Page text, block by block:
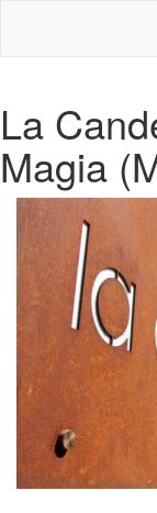
La
Magia